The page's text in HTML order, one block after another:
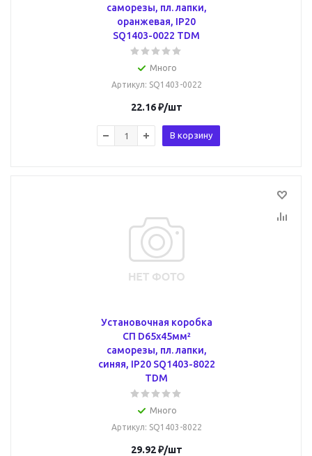
саморезы, пл. лапки,
оранжевая, IP20
SQ1403-0022 TDM
Много
Артикул: SQ1403-0022
22.16₽/шт
В корзину
Установочная коробка
СП D65х45мм²
саморезы, пл. лапки,
синяя, IP20 SQ1403-8022
TDM
Много
Артикул: SQ1403-8022
29.92₽/шт